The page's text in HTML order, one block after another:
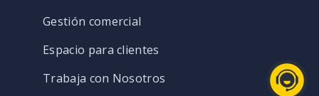
Gestión comercial
Espacio para clientes
Trabaja con Nosotros